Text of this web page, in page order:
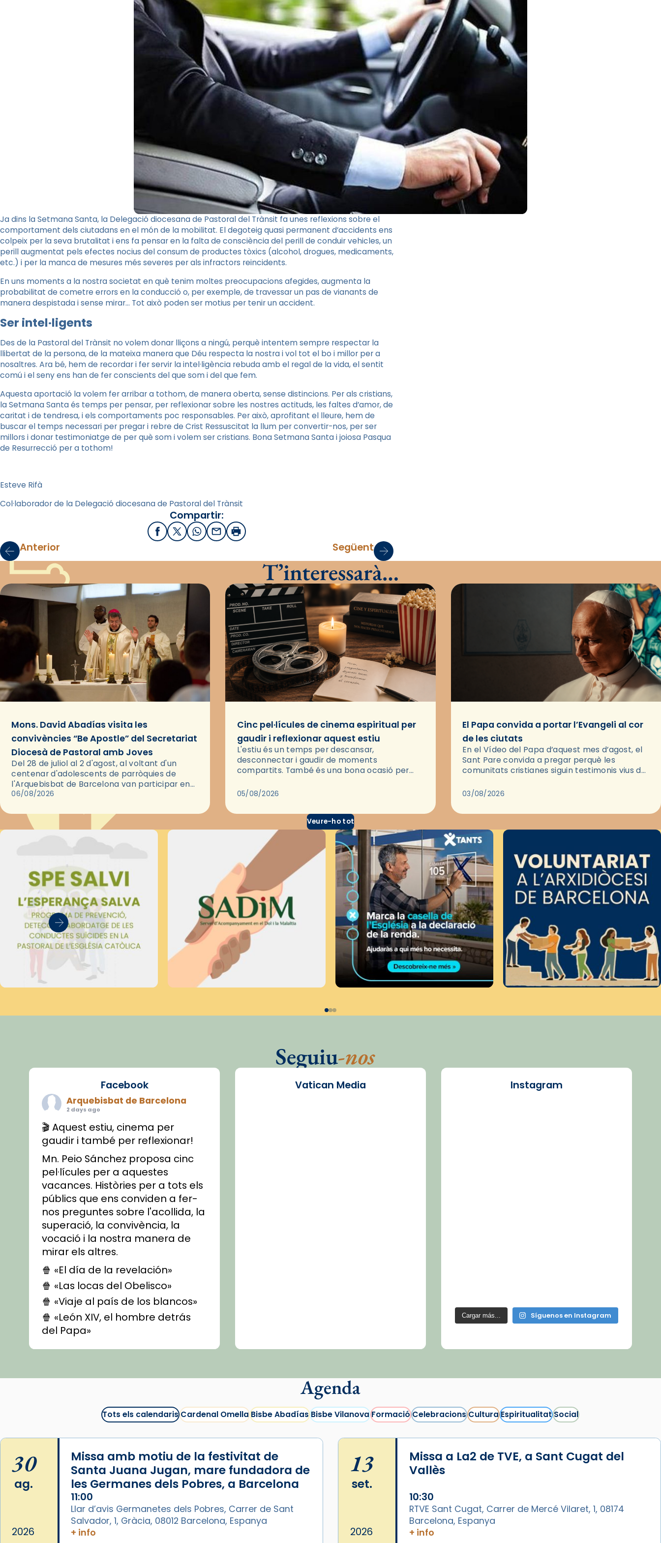
Ja dins laSetmana Santa, la Delegació diocesana de Pastoral del Trànsit fa unes reflexions sobre el
comportament dels ciutadans en el món de la mobilitat. El degoteig quasi permanent d’accidents ens
colpeix per la seva brutalitat i ens fa pensar en la falta de consciència del perill de conduir vehicles, un
perill augmentat pels efectes nocius del consum de productes tòxics (alcohol, drogues, medicaments,
etc.) i per la manca de mesures més severes per als infractors reincidents.
En uns moments a la nostra societat en què tenim moltes preocupacions afegides, augmenta la
probabilitat de cometre errors en la conducció o, per exemple, de travessar un pas de vianants de
manera despistada i sense mirar… Tot això poden ser motius per tenir un accident.
Ser intel·ligents
Des de la Pastoral del Trànsit no volem donar lliçons a ningú, perquè intentem sempre respectar la
llibertat de la persona, de la mateixa manera que Déu respecta la nostra i vol tot el bo i millor per a
nosaltres. Ara bé, hem de recordar i fer servir la intel·ligència rebuda amb el regal de la vida, el sentit
comú i el seny ens han de fer conscients del que som i del que fem.
Aquesta aportació la volem fer arribar a tothom, de manera oberta, sense distincions. Per als cristians,
la Setmana Santa és temps per pensar, per reflexionar sobre les nostres actituds, les faltes d’amor, de
caritat i de tendresa, i els comportaments poc responsables. Per això, aprofitant el lleure, hem de
buscar el temps necessari per pregar i rebre de Crist Ressuscitat la llum per convertir-nos, per ser
millors i donar testimoniatge de per què som i volem ser cristians. Bona Setmana Santa i joiosa Pasqua
de Resurrecció per a tothom!
Esteve Rifà
Col·laborador de la Delegació diocesana de Pastoral del Trànsit
Compartir:
FacebookX / Twitter
WhatsApp
EmailImprimir
Anterior Següent
T’interessarà…
Mons. David Abadías visita les
convivències “Be Apostle” del Secretariat
Diocesà de Pastoral amb Joves
Del 28 de juliol al 2 d'agost, al voltant d'un
centenar d'adolescents de parròquies de
l'Arquebisbat de Barcelona van participar en
les convivències Be Apostle, organitzades pel
06/08/2026
Cinc pel·lícules de cinema espiritual per
gaudir i reflexionar aquest estiu
L'estiu és un temps per descansar,
desconnectar i gaudir de moments
compartits. També és una bona ocasió per
través del cinema, reflexionar sobre les…
05/08/2026
El Papa convida a portar l’Evangeli al cor
de les ciutats
En el Vídeo del Papa d’aquest mes d’agost, el
Sant Pare convida a pregar perquè les
comunitats cristianes siguin testimonis vius de
pregària, el…
03/08/2026
Veure-ho tot
Seguiu-nos
Facebook
Arquebisbat de Barcelona
2 days ago
🎬 Aquest estiu, cinema per
gaudir i també per reflexionar!
Mn. Peio Sánchez proposa cinc
pel·lícules per a aquestes
vacances. Històries per a tots els
públics que ens conviden a fer-
nos preguntes sobre l'acollida, la
superació, la convivència, la
vocació i la nostra manera de
mirar els altres.
🍿 «El día de la revelación»
🍿 «Las locas del Obelisco»
🍿 «Viaje al país de los blancos»
🍿 «León XIV, el hombre detrás
del Papa»
🍿 «Las ovejas detectives»
recomanacions i prepara una
#CinemaEspiritualitual
@cinemaspiritcat
Imatge: Generada amb IA
(OpenAI)
Video
View on Facebook · Share
Arquebisbat de Barcelona
1 week ago
La Carmina va patir depressió.
Vatican Media Instagram
Cargar más... Síguenos en Instagram
Agenda
Tots els calendarisCardenal OmellaBisbe AbadíasBisbe VilanovaFormacióCelebracionsCulturaEspiritualitatSocial
30
ag.
2026
Missa amb motiu de la festivitat de
Santa Juana Jugan, mare fundadora de
les Germanes dels Pobres, a Barcelona
11:00
Llar d’avis Germanetes dels Pobres, Carrer de Sant
Salvador, 1, Gràcia, 08012 Barcelona, Espanya
+ info
13
set.
2026
Missa a La2 de TVE, a Sant Cugat del
Vallès
10:30
RTVE Sant Cugat, Carrer de Mercé Vilaret, 1, 08174
Barcelona, Espanya
+ info